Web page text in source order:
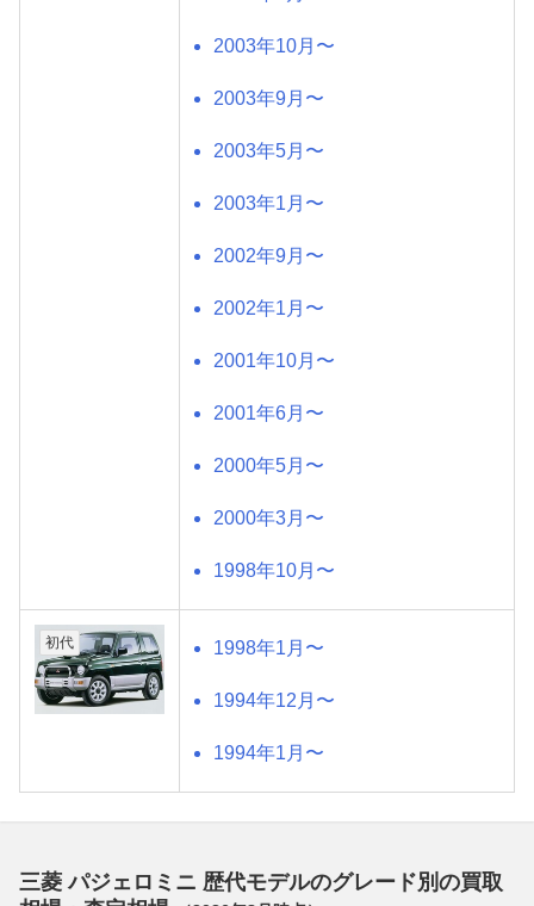
2003年10月〜
2003年9月〜
2003年5月〜
2003年1月〜
2002年9月〜
2002年1月〜
2001年10月〜
2001年6月〜
2000年5月〜
2000年3月〜
1998年10月〜
初代 1998年1月〜
1994年12月〜
1994年1月〜
三菱 パジェロミニ 歴代モデルのグレード別の買取